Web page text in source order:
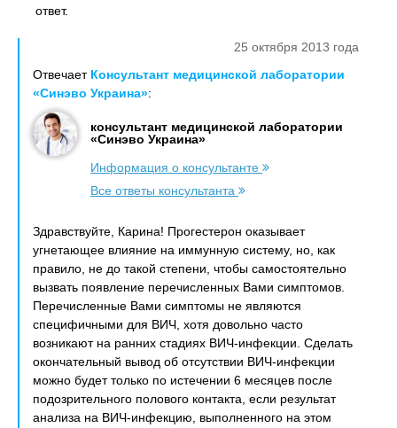
ответ.
25 октября 2013 года
Отвечает Консультант медицинской лаборатории
«Синэво Украина»:
консультант медицинской лаборатории
«Синэво Украина»
Информация о консультанте
Все ответы консультанта
Здравствуйте, Карина! Прогестерон оказывает
угнетающее влияние на иммунную систему, но, как
правило, не до такой степени, чтобы самостоятельно
вызвать появление перечисленных Вами симптомов.
Перечисленные Вами симптомы не являются
специфичными для ВИЧ, хотя довольно часто
возникают на ранних стадиях ВИЧ-инфекции. Сделать
окончательный вывод об отсутствии ВИЧ-инфекции
можно будет только по истечении 6 месяцев после
подозрительного полового контакта, если результат
анализа на ВИЧ-инфекцию, выполненного на этом